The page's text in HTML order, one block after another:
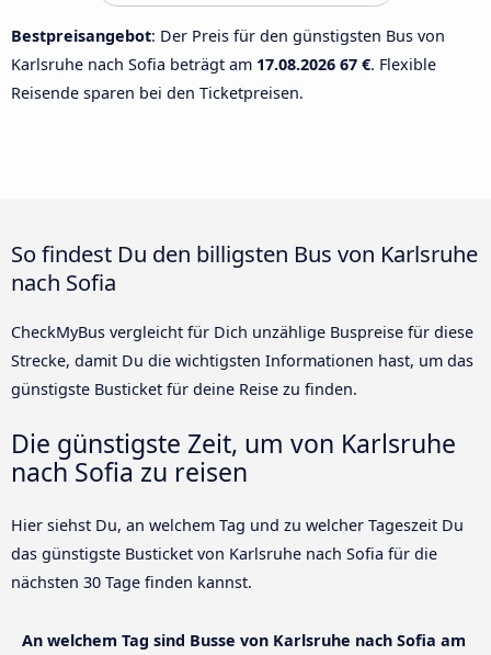
Bestpreisangebot: Der Preis für den günstigsten Bus von
Karlsruhe nach Sofia beträgt am 17.08.2026 67 €. Flexible
Reisende sparen bei den Ticketpreisen.
So findest Du den billigsten Bus von Karlsruhe
nach Sofia
CheckMyBus vergleicht für Dich unzählige Buspreise für diese
Strecke, damit Du die wichtigsten Informationen hast, um das
günstigste Busticket für deine Reise zu finden.
Die günstigste Zeit, um von Karlsruhe
nach Sofia zu reisen
Hier siehst Du, an welchem Tag und zu welcher Tageszeit Du
das günstigste Busticket von Karlsruhe nach Sofia für die
nächsten 30 Tage finden kannst.
An welchem Tag sind Busse von Karlsruhe nach Sofia am